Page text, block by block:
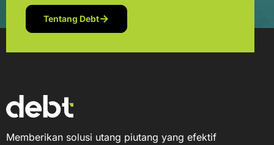
Tentang Debt
Memberikan solusi utang piutang yang efektif